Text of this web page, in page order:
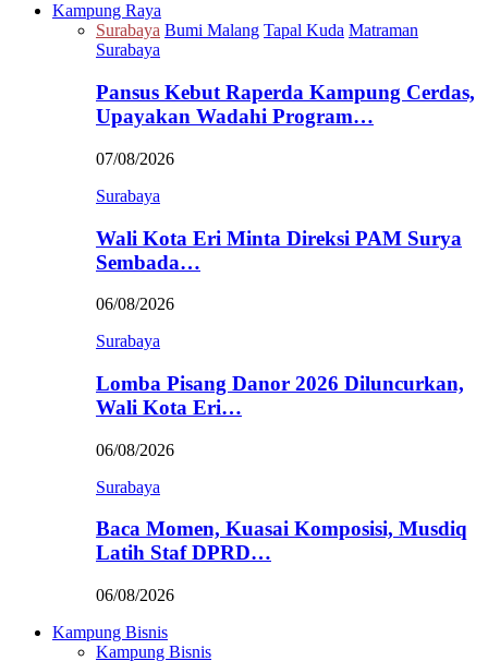
Kampung Raya
Surabaya Bumi Malang Tapal Kuda Matraman
Surabaya
Pansus Kebut Raperda Kampung Cerdas,
Upayakan Wadahi Program…
07/08/2026
Surabaya
Wali Kota Eri Minta Direksi PAM Surya
Sembada…
06/08/2026
Surabaya
Lomba Pisang Danor 2026 Diluncurkan,
Wali Kota Eri…
06/08/2026
Surabaya
Baca Momen, Kuasai Komposisi, Musdiq
Latih Staf DPRD…
06/08/2026
Kampung Bisnis
Kampung Bisnis